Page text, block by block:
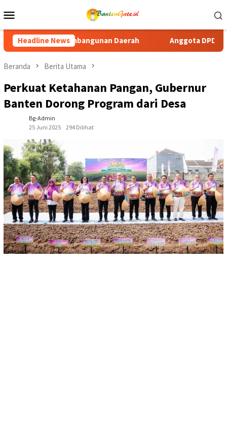
ke
Mobile
Headline News
Anggota DPD RI Ade Yuliasih Tegaskan, DOB
Beranda Berita Utama
Perkuat Ketahanan Pangan, Gubernur
Banten Dorong Program dari Desa
Bg-Admin
25 Juni 2025
294 Dilihat